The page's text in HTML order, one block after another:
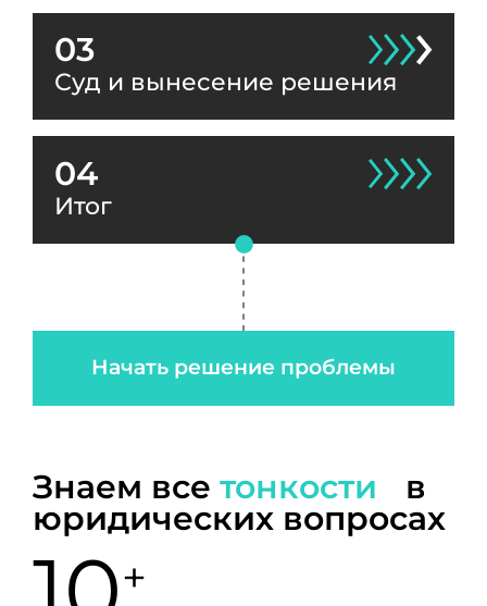
03
Суд и вынесение решения
04
Итог
Начать решение проблемы
Знаем все тонкости в
юридических вопросах
+